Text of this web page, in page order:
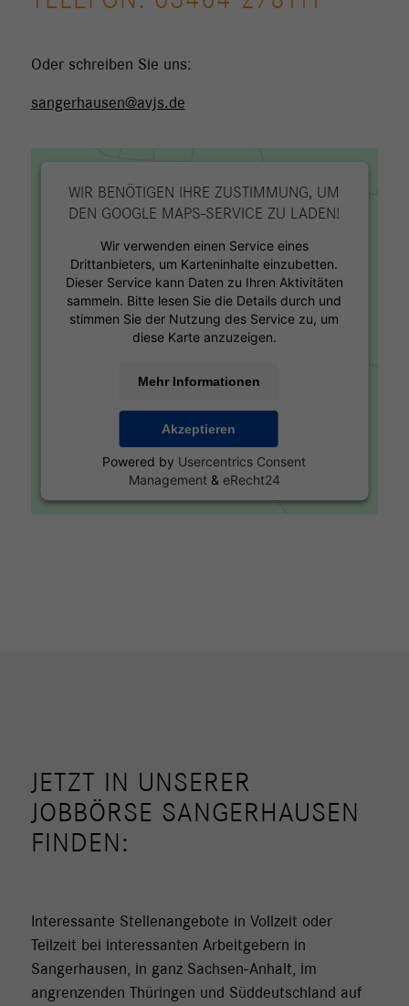
Oder schreiben Sie uns:
sangerhausen@avjs.de
WIR BENÖTIGEN IHRE ZUSTIMMUNG, UM
DEN GOOGLE MAPS-SERVICE ZU LADEN!
Wir verwenden einen Service eines
Drittanbieters, um Karteninhalte einzubetten.
Dieser Service kann Daten zu Ihren Aktivitäten
sammeln. Bitte lesen Sie die Details durch und
stimmen Sie der Nutzung des Service zu, um
diese Karte anzuzeigen.
Mehr Informationen
Akzeptieren
Powered by Usercentrics Consent
Management & eRecht24
JETZT IN UNSERER
JOBBÖRSE SANGERHAUSEN
FINDEN:
Interessante Stellenangebote in Vollzeit oder
Teilzeit bei interessanten Arbeitgebern in
Sangerhausen, in ganz Sachsen-Anhalt, im
angrenzenden Thüringen und Süddeutschland auf